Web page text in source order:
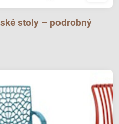
stoly – podrobný